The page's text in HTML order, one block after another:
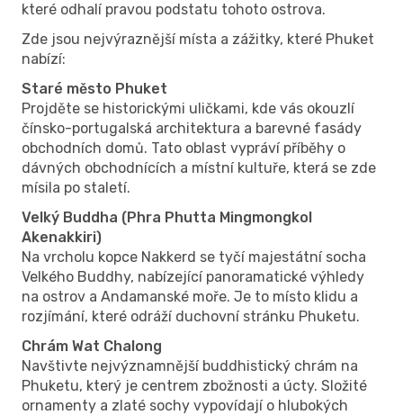
které odhalí pravou podstatu tohoto ostrova.
Zde jsou nejvýraznější místa a zážitky, které Phuket
nabízí:
Staré město Phuket
Projděte se historickými uličkami, kde vás okouzlí
čínsko-portugalská architektura a barevné fasády
obchodních domů. Tato oblast vypráví příběhy o
dávných obchodnících a místní kultuře, která se zde
mísila po staletí.
Velký Buddha (Phra Phutta Mingmongkol
Akenakkiri)
Na vrcholu kopce Nakkerd se tyčí majestátní socha
Velkého Buddhy, nabízející panoramatické výhledy
na ostrov a Andamanské moře. Je to místo klidu a
rozjímání, které odráží duchovní stránku Phuketu.
Chrám Wat Chalong
Navštivte nejvýznamnější buddhistický chrám na
Phuketu, který je centrem zbožnosti a úcty. Složité
ornamenty a zlaté sochy vypovídají o hlubokých